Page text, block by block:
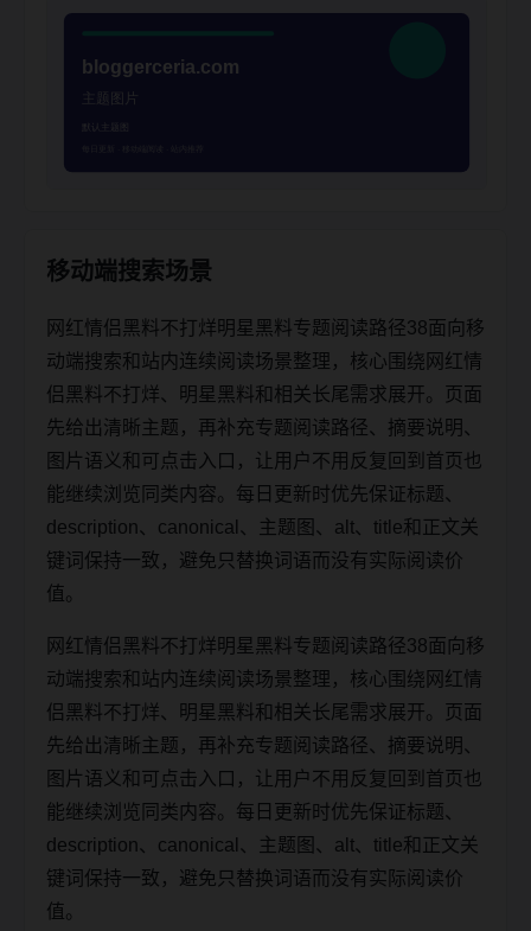
移动端搜索场景
网红情侣黑料不打烊明星黑料专题阅读路径38面向移
动端搜索和站内连续阅读场景整理，核心围绕网红情
侣黑料不打烊、明星黑料和相关长尾需求展开。页面
先给出清晰主题，再补充专题阅读路径、摘要说明、
图片语义和可点击入口，让用户不用反复回到首页也
能继续浏览同类内容。每日更新时优先保证标题、
description、canonical、主题图、alt、title和正文关
键词保持一致，避免只替换词语而没有实际阅读价
值。
网红情侣黑料不打烊明星黑料专题阅读路径38面向移
动端搜索和站内连续阅读场景整理，核心围绕网红情
侣黑料不打烊、明星黑料和相关长尾需求展开。页面
先给出清晰主题，再补充专题阅读路径、摘要说明、
图片语义和可点击入口，让用户不用反复回到首页也
能继续浏览同类内容。每日更新时优先保证标题、
description、canonical、主题图、alt、title和正文关
键词保持一致，避免只替换词语而没有实际阅读价
值。